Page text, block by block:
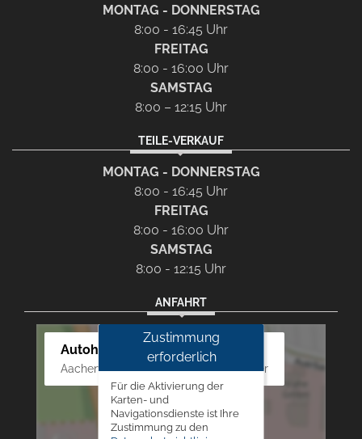
MONTAG - DONNERSTAG
8:00 - 16:45 Uhr
FREITAG
8:00 - 16:00 Uhr
SAMSTAG
8:00 – 12:15 Uhr
TEILE-VERKAUF
MONTAG - DONNERSTAG
8:00 - 16:45 Uhr
FREITAG
8:00 - 16:00 Uhr
SAMSTAG
8:00 - 12:15 Uhr
ANFAHRT
Autohaus Westphal
Aachener Str. 84 - 88, 52249 Eschweiler
Zustimmung
erforderlich
Für die Aktivierung der
Karten- und
Navigationsdienste ist Ihre
Zustimmung zu den